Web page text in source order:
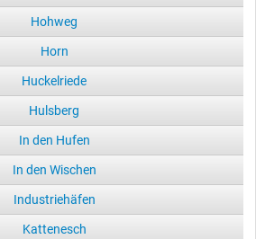
Hohweg
Horn
Huckelriede
Hulsberg
In den Hufen
In den Wischen
Industriehäfen
Kattenesch